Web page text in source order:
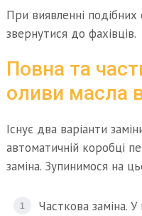
При виявленні
звернутися до фахівців.
Повна та
оливи масла
Існує два варіанти
автоматичній коробці
заміна. Зупинимося на
Часткова заміна.